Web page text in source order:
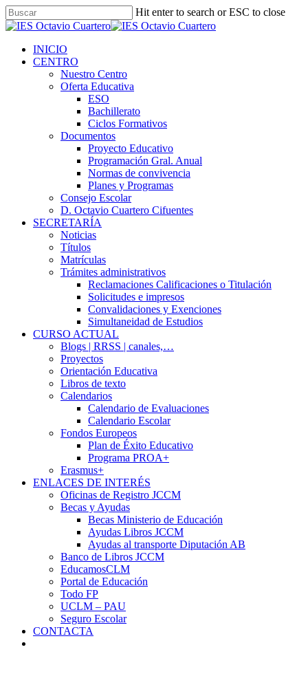
Hit enter to search or ESC to close
INICIO
CENTRO
Nuestro Centro
Oferta Educativa
ESO
Bachillerato
Ciclos Formativos
Documentos
Proyecto Educativo
Programación Gral. Anual
Normas de convivencia
Planes y Programas
Consejo Escolar
D. Octavio Cuartero Cifuentes
SECRETARÍA
Noticias
Títulos
Matrículas
Trámites administrativos
Reclamaciones Calificaciones o Titulación
Solicitudes e impresos
Convalidaciones y Exenciones
Simultaneidad de Estudios
CURSO ACTUAL
Blogs | RRSS | canales,…
Proyectos
Orientación Educativa
Libros de texto
Calendarios
Calendario de Evaluaciones
Calendario Escolar
Fondos Europeos
Plan de Éxito Educativo
Programa PROA+
Erasmus+
ENLACES DE INTERÉS
Oficinas de Registro JCCM
Becas y Ayudas
Becas Ministerio de Educación
Ayudas Libros JCCM
Ayudas al transporte Diputación AB
Banco de Libros JCCM
EducamosCLM
Portal de Educación
Todo FP
UCLM – PAU
Seguro Escolar
CONTACTA